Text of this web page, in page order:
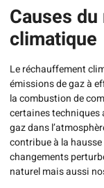
Causes
climatique
Le réchauffement
émissions de gaz à
la combustion de
certaines techniques
gaz dans
contribue à la
changements
naturel mais aussi